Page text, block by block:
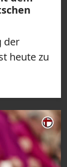
der
heute zu